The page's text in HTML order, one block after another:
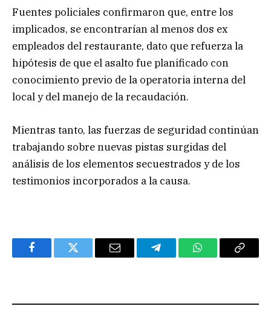
Fuentes policiales confirmaron que, entre los
implicados, se encontrarían al menos dos ex
empleados del restaurante, dato que refuerza la
hipótesis de que el asalto fue planificado con
conocimiento previo de la operatoria interna del
local y del manejo de la recaudación.
Mientras tanto, las fuerzas de seguridad continúan
trabajando sobre nuevas pistas surgidas del
análisis de los elementos secuestrados y de los
testimonios incorporados a la causa.
FacebookTwitter Email TelegramWhatsAppCopy